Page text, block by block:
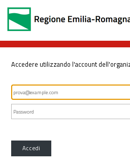
Accedere utilizzando l'account
Accedi